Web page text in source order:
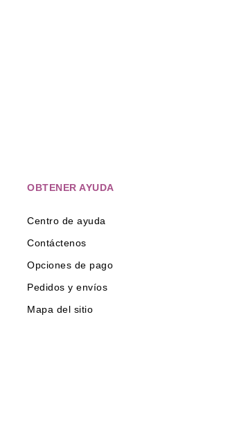
OBTENER AYUDA
Centro de ayuda
Contáctenos
Opciones de pago
Pedidos y envíos
Mapa del sitio